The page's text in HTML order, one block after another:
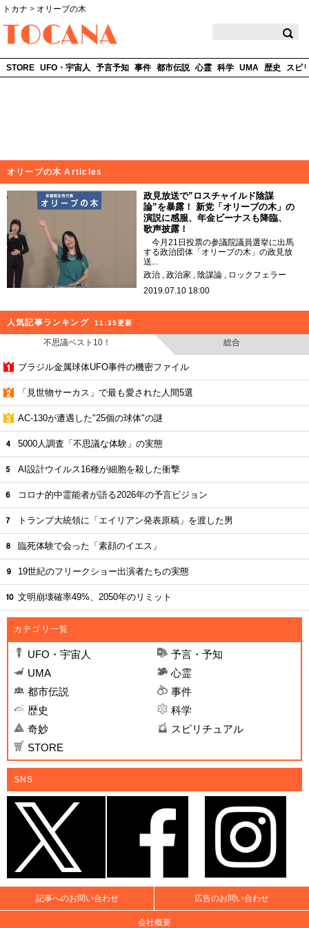
トカナ > オリーブの木
STORE UFO・宇宙人 予言予知 事件 都市伝説 心霊 科学 UMA 歴史 スピ
オリーブの木 Articles
政見放送で”ロスチャイルド陰謀
論”を暴露！ 新党「オリーブの木」の
演説に感服、年金ビーナスも降臨、
歌声披露！
今月21日投票の参議院議員選挙に出馬
する政治団体「オリーブの木」の政見放
送...
政治
政治家 陰謀論
ロックフェラー
2019.07.10 18:00
人気記事ランキング 11:35更新
不思議ベスト10！ 総合
ブラジル金属球体UFO事件の機密ファイル
「見世物サーカス」で最も愛された人間5選
AC-130が遭遇した"25個の球体"の謎
5000人調査「不思議な体験」の実態
AI設計ウイルス16種が細胞を殺した衝撃
コロナ的中霊能者が語る2026年の予言ビジョン
トランプ大統領に「エイリアン発表原稿」を渡した男
臨死体験で会った「素顔のイエス」
19世紀のフリークショー出演者たちの実態
文明崩壊確率49%、2050年のリミット
カテゴリ一覧
UFO・宇宙人
予言・予知
UMA
心霊
都市伝説
事件
歴史
科学
奇妙
スピリチュアル
STORE
SNS
記事へのお問い合わせ 広告のお問い合わせ
会社概要